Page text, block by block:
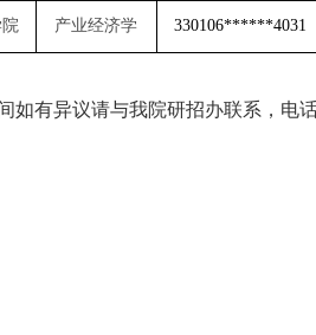
产业经济学 330106******4031
如有异议请与我院研招办联系，电话